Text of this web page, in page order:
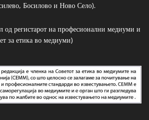
Босилово и Ново Село).
од регистарот на професионални медиуми и
за етика во медиуми)